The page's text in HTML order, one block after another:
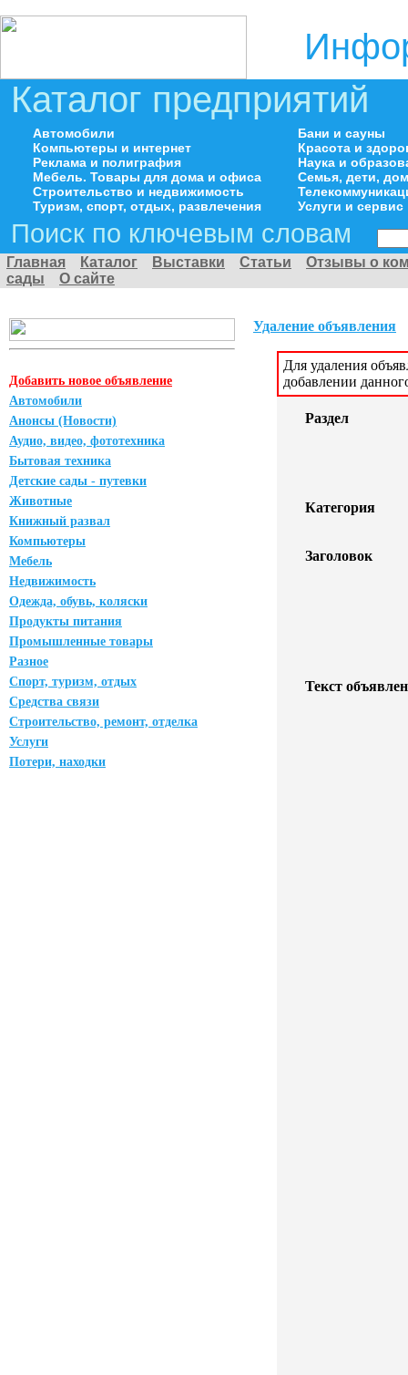
Каталог предприятий
Автомобили
Компьютеры и интернет
Реклама и полиграфия
Мебель. Товары для дома и офиса
Строительство и недвижимость
Туризм, спорт, отдых, развлечения
Бани и сауны
Красота и
Наука и
Семья, дети,
Услуги и сервис
Поиск по ключевым словам
Главная Каталог Выставки Статьи
Отзывы о
сады
О сайте
Добавить новое объявление
Автомобили
Анонсы (Новости)
Аудио, видео, фототехника
Бытовая техника
Детские сады - путевки
Животные
Книжный развал
Компьютеры
Мебель
Недвижимость
Одежда, обувь, коляски
Продукты питания
Промышленные товары
Разное
Спорт, туризм, отдых
Средства связи
Строительство, ремонт, отделка
Услуги
Потери, находки
Удаление объявления
Для удаления
добавлении
Раздел
Категория
Заголовок
Текст